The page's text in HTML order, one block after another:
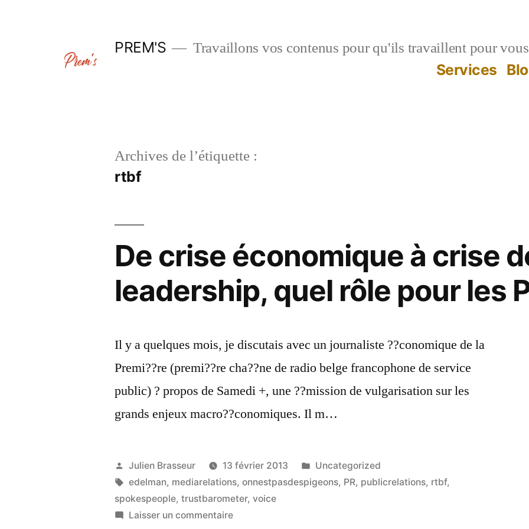
PREM'S Travaillons vos contenus pour qu'ils travaillent pour vous
Services
Archives de l’étiquette :
rtbf
De crise économique à crise
leadership, quel rôle pour les
Il y a quelques mois, je discutais avec un journaliste ??conomique de la
Premi??re (premi??re cha??ne de radio belge francophone de service
public) ? propos de Samedi +, une ??mission de vulgarisation sur les
grands enjeux macro??conomiques. Il m…
Publié
par
Julien Brasseur 13 février 2013
Publié
dans
Uncategorized
Étiquettes :
edelman, mediarelations,onnestpasdespigeons, PR, publicrelations, rtbf,
spokespeople,trustbarometer,voice
Laisser un commentairesur